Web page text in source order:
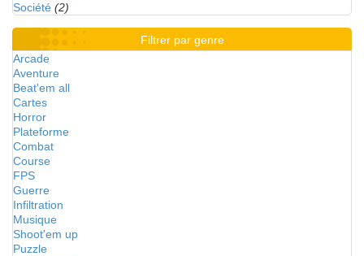
Société (2)
Filtrer par genre
Arcade
Aventure
Beat'em all
Cartes
Horror
Plateforme
Combat
Course
FPS
Guerre
Infiltration
Musique
Shoot'em up
Puzzle